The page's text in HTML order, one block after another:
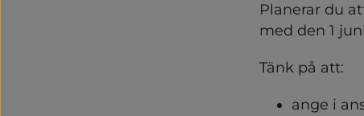
Planerar du
med den 1
Tänk på att:
ange i